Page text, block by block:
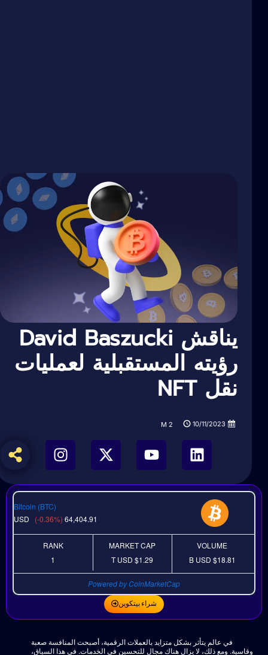
يناقش David Baszucki
رؤيته المستقبلية لعمليات
نقل NFT
10/11/2023
M
Bitcoin (BTC)
64,404.91
USD (-0.36%)
RANK
MARKET CAP
$1.29 T
USD
VOLUME
$18.81 B
USD
Powered by CoinMarketCap
شراء بيتكوين
في عالم يتأثر بشكل متزايد بالعملات الرقمية، أصبحت المنافسة صعبة
وقاسية. ومع ذلك، لا يزال هناك مجال للتحسين في الخدمات. في هذا السياق،